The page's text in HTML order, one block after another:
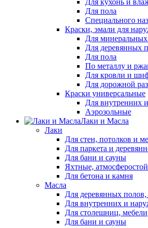
Для кухонь и
Для пола
Специального
Краски, эмали для
Для
Для деревянных
Для пола
По металлу и
Для кровли и
Для дорожной
Краски универсальные
Для внутренних
Аэрозольные
Лаки и Масла
Лаки
Для стен, потолков и
Для паркета и
Для бани и сауны
Яхтные,
Для бетона и камня
Масла
Для деревянных полов,
Для внутренних и
Для столешниц, мебели
Для бани и сауны